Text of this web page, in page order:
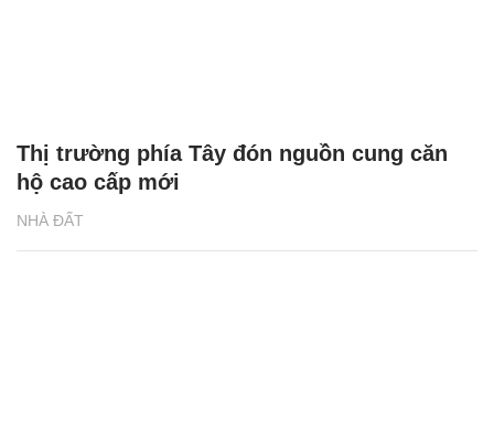
NHÀ ĐẤT
Thị trường phía Tây đón nguồn cung căn
hộ cao cấp mới